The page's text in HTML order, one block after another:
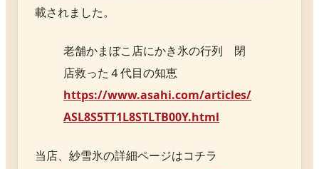
載されました。
老舗かまぼこ店にかき氷の行列 閉
店救った４代目の知恵
https://www.asahi.com/articles/
ASL8S5TT1L8STLTB00Y.html
当店、紗雪氷の詳細ページはコチラ